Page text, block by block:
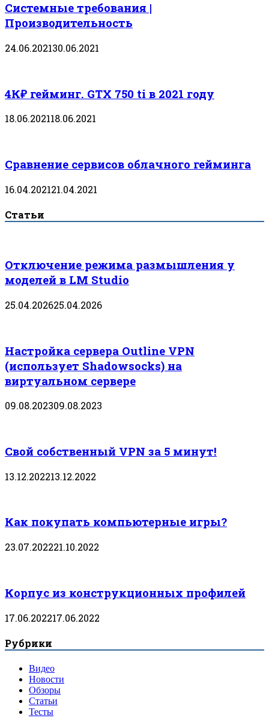
Системные требования |
Производительность
24.06.202130.06.2021
4К₽ гейминг. GTX 750 ti в 2021 году
18.06.202118.06.2021
Сравнение сервисов облачного гейминга
16.04.202121.04.2021
Статьи
Отключение режима размышления у
моделей в LM Studio
25.04.202625.04.2026
Настройка сервера Outline VPN
(использует Shadowsocks) на
виртуальном сервере
09.08.202309.08.2023
Свой собственный VPN за 5 минут!
13.12.202213.12.2022
Как покупать компьютерные игры?
23.07.202221.10.2022
Корпус из конструкционных профилей
17.06.202217.06.2022
Рубрики
Видео
Новости
Обзоры
Статьи
Тесты